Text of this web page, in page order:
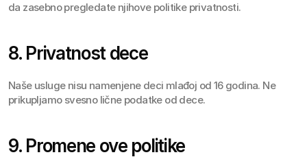
da zasebno pregledate njihove politike privatnosti.
8. Privatnost dece
Naše usluge nisu namenjene deci mlađoj od 16 godina. Ne
prikupljamo svesno lične podatke od dece.
9. Promene ove politike